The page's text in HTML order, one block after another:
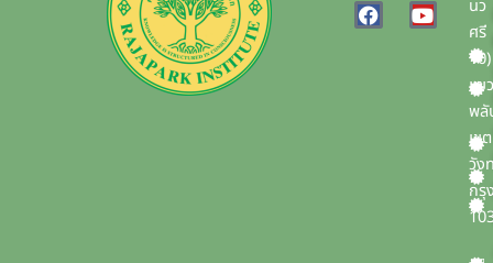
F
a
Y
o
นว
ศรี
10)
แข
พลั
เขต
วัง
กรุ